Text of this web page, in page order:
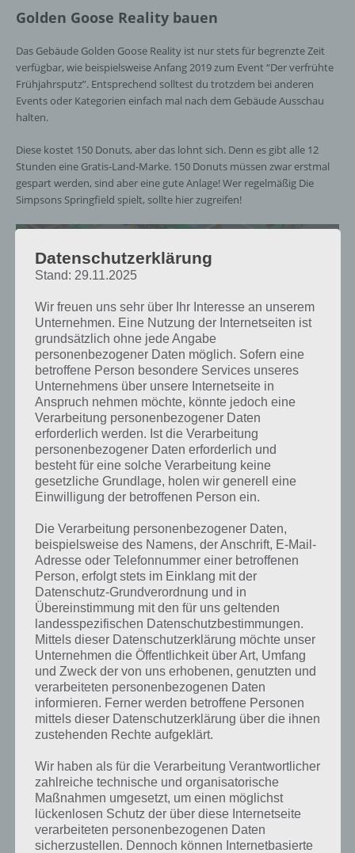
Golden Goose Reality bauen
Das Gebäude Golden Goose Reality ist nur stets für begrenzte Zeit
verfügbar, wie beispielsweise Anfang 2019 zum Event “Der verfrühte
Frühjahrsputz”. Entsprechend solltest du trotzdem bei anderen
Events oder Kategorien einfach mal nach dem Gebäude Ausschau
halten.
Diese kostet 150 Donuts, aber das lohnt sich. Denn es gibt alle 12
Stunden eine Gratis-Land-Marke. 150 Donuts müssen zwar erstmal
gespart werden, sind aber eine gute Anlage! Wer regelmäßig Die
Simpsons Springfield spielt, sollte hier zugreifen!
Simpsons Springfield Golden Goose Reality bauen
und alle 12 Stunden eine Gratis-Land-Marke kassieren
Weitere Möglichkeiten an Gratis-
Wenn du noch mehr Möglichkeiten entdeckt hast, um an eine Gratis-
Landerweiterung zu gelangen, dann melde dich einfach in den
Kommentaren. Wir werden den Artikel dann entsprechend
erweitern.
Einstieg Tipps Probleme Listen
Häufig gestellte
Fragen
Schnell Erfahrung
sammeln
Verbindung
mit Server
nicht
möglich
Nachbarn finden
Donuts
starten
Tipps für
Einsteiger
Bewert-O-Meter
auf 5 Sterne
Fleet-A-Pita
Wagen
freischalten
Level
Datenschutzerklärung
Stand: 29.11.2025
Wir freuen uns sehr über Ihr Interesse an unserem
Unternehmen. Eine Nutzung der Internetseiten ist
grundsätzlich ohne jede Angabe
personenbezogener Daten möglich. Sofern eine
betroffene Person besondere Services unseres
Unternehmens über unsere Internetseite in
Anspruch nehmen möchte, könnte jedoch eine
Verarbeitung personenbezogener Daten
erforderlich werden. Ist die Verarbeitung
personenbezogener Daten erforderlich und
besteht für eine solche Verarbeitung keine
gesetzliche Grundlage, holen wir generell eine
Einwilligung der betroffenen Person ein.
Die Verarbeitung personenbezogener Daten,
beispielsweise des Namens, der Anschrift, E-Mail-
Adresse oder Telefonnummer einer betroffenen
Person, erfolgt stets im Einklang mit der
Datenschutz-Grundverordnung und in
Übereinstimmung mit den für uns geltenden
landesspezifischen Datenschutzbestimmungen.
Mittels dieser Datenschutzerklärung möchte unser
Unternehmen die Öffentlichkeit über Art, Umfang
und Zweck der von uns erhobenen, genutzten und
verarbeiteten personenbezogenen Daten
informieren. Ferner werden betroffene Personen
mittels dieser Datenschutzerklärung über die ihnen
zustehenden Rechte aufgeklärt.
Wir haben als für die Verarbeitung Verantwortlicher
zahlreiche technische und organisatorische
Maßnahmen umgesetzt, um einen möglichst
lückenlosen Schutz der über diese Internetseite
verarbeiteten personenbezogenen Daten
sicherzustellen. Dennoch können Internetbasierte